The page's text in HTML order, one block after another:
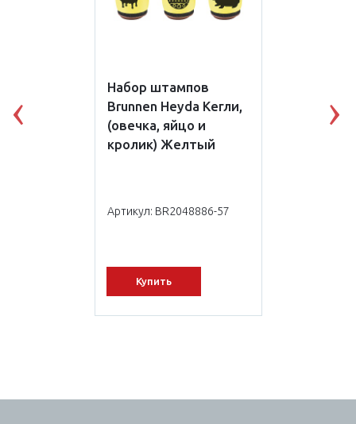
Набор штампов
Brunnen Heyda Kегли,
(овечка, яйцо и
кролик) Желтый
Артикул: BR2048886-57
Купить